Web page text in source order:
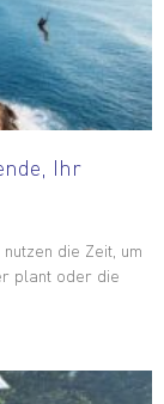
Ihr
die Zeit, um
plant oder die